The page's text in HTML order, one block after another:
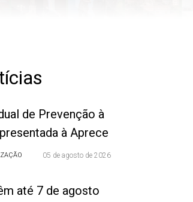
de Prevenção à
à Aprece
05 de agosto de 2026
até 7 de agosto